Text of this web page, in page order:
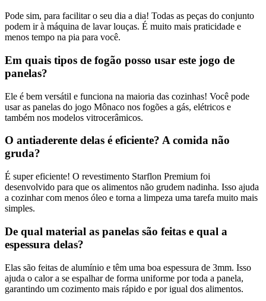
Pode sim, para facilitar o seu dia a dia! Todas as peças do conjunto
podem ir à máquina de lavar louças. É muito mais praticidade e
menos tempo na pia para você.
Em quais tipos de fogão posso usar este jogo de
panelas?
Ele é bem versátil e funciona na maioria das cozinhas! Você pode
usar as panelas do jogo Mônaco nos fogões a gás, elétricos e
também nos modelos vitrocerâmicos.
O antiaderente delas é eficiente? A comida não
gruda?
É super eficiente! O revestimento Starflon Premium foi
desenvolvido para que os alimentos não grudem nadinha. Isso ajuda
a cozinhar com menos óleo e torna a limpeza uma tarefa muito mais
simples.
De qual material as panelas são feitas e qual a
espessura delas?
Elas são feitas de alumínio e têm uma boa espessura de 3mm. Isso
ajuda o calor a se espalhar de forma uniforme por toda a panela,
garantindo um cozimento mais rápido e por igual dos alimentos.